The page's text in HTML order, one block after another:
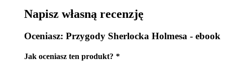
Napisz własną recenzję
Oceniasz: Przygody Sherlocka Holmesa - ebook
Jak oceniasz ten produkt? *